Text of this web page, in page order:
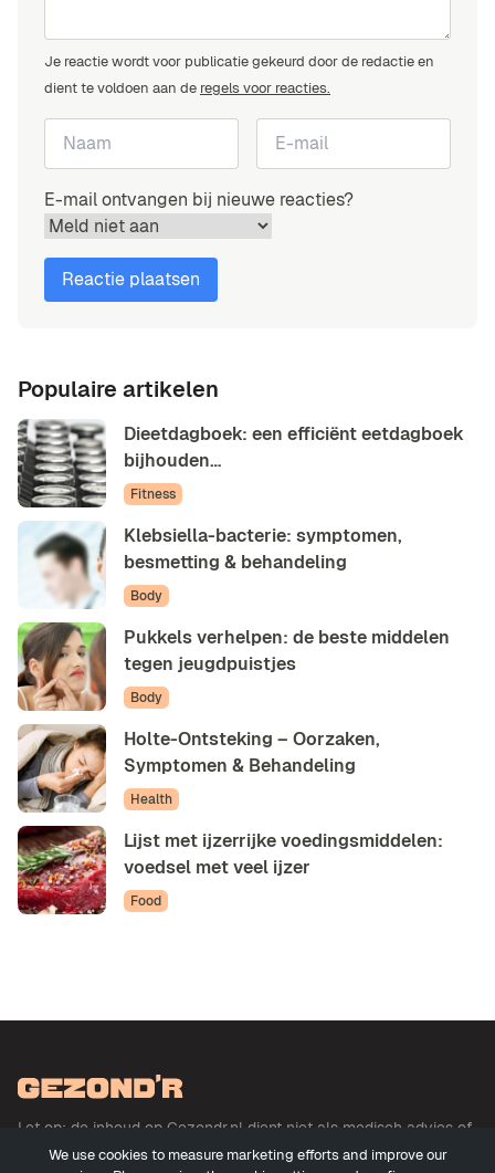
Je reactie wordt voor publicatie gekeurd door de redactie en
dient te voldoen aan de regels voor reacties.
E-mail ontvangen bij nieuwe reacties?
Populaire artikelen
Dieetdagboek: een efficiënt eetdagboek
bijhouden…
Fitness
Klebsiella-bacterie: symptomen,
besmetting & behandeling
Body
Pukkels verhelpen: de beste middelen
tegen jeugdpuistjes
Body
Holte-Ontsteking – Oorzaken,
Symptomen & Behandeling
Health
Lijst met ijzerrijke voedingsmiddelen:
voedsel met veel ijzer
Food
Let op: de inhoud op Gezondr.nl dient niet als medisch advies of
basis voor medisch advies en betreft geen uitoefening der
We use cookies to measure marketing efforts and improve our